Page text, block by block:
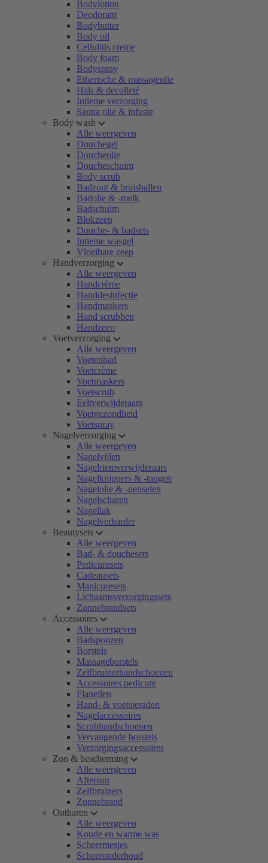
Bodylotion
Deodorant
Bodybutter
Body oil
Cellulitis creme
Body foam
Bodyspray
Etherische & massageolie
Hals & decolleté
Intieme verzorging
Sauna olie & infusie
Body wash
Alle weergeven
Douchegel
Doucheolie
Doucheschuim
Body scrub
Badzout & bruisballen
Badolie & -melk
Badschuim
Blokzeep
Douche- & badsets
Intieme wasgel
Vloeibare zeep
Handverzorging
Alle weergeven
Handcrème
Handdesinfectie
Handmaskers
Hand scrubben
Handzeep
Voetverzorging
Alle weergeven
Voetenbad
Voetcrème
Voetmaskers
Voetscrub
Eeltverwijderaars
Voetgezondheid
Voetspray
Nagelverzorging
Alle weergeven
Nagelvijlen
Nagelriemverwijderaars
Nagelknippers & -tangen
Nagelolie & -penselen
Nagelscharen
Nagellak
Nagelverharder
Beautysets
Alle weergeven
Bad- & douchesets
Pedicuresets
Cadeausets
Manicuresets
Lichaamsverzorgingssets
Zonnebrandsets
Accessoires
Alle weergeven
Badsponzen
Borstels
Massageborstels
Zelfbruinerhandschoenen
Accessoires pedicure
Flanellen
Hand- & voetsieraden
Nagelaccessoires
Scrubhandschoenen
Vervangende borstels
Verzorgingsaccessoires
Zon & bescherming
Alle weergeven
Aftersun
Zelfbruiners
Zonnebrand
Ontharen
Alle weergeven
Koude en warme was
Scheermesjes
Scheeronderhoud